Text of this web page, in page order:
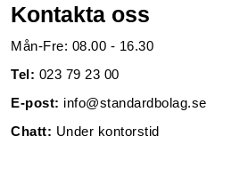
Kontakta oss
Mån-Fre: 08.00 - 16.30
Tel: 023 79 23 00
E-post: info@standardbolag.se
Chatt: Under kontorstid